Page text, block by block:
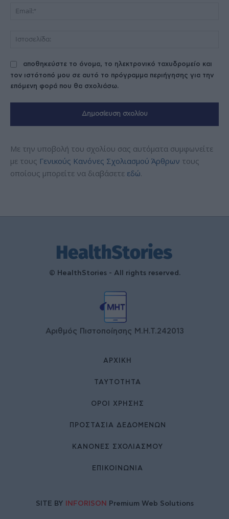
αποθηκεύστε το όνομα, το ηλεκτρονικό ταχυδρομείο και
τον ιστότοπό μου σε αυτό το πρόγραμμα περιήγησης για την
επόμενη φορά που θα σχολιάσω.
Με την υποβολή του σχολίου σας αυτόματα συμφωνείτε
με τους Γενικούς Κανόνες Σχολιασμού Άρθρων τους
οποίους μπορείτε να διαβάσετε εδώ.
© HealthStories - All rights reserved.
Αριθμός Πιστοποίησης Μ.Η.Τ.242013
ΑΡΧΙΚΉ
ΤΑΥΤΌΤΗΤΑ
ΌΡΟΙ ΧΡΉΣΗΣ
ΠΡΟΣΤΑΣΙΑ ΔΕΔΟΜΕΝΩΝ
ΚΑΝΟΝΕΣ ΣΧΟΛΙΑΣΜΟΥ
ΕΠΙΚΟΙΝΩΝΊΑ
SITE BY INFORISON Premium Web Solutions